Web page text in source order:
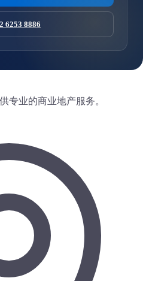
6253 8886
专业的商业地产服务。